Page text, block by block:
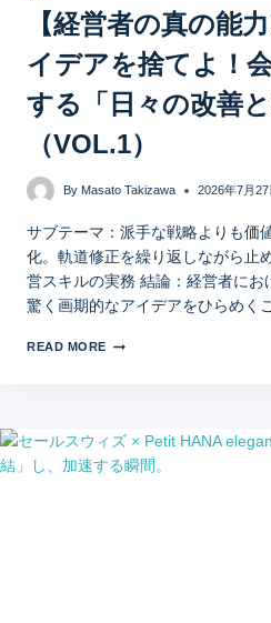
【経営者の真の能
イデアを捨てよ！
する「日々の改善
（VOL.1）
By Masato Takizawa 2026年7月27
サブテーマ：派手な戦略よりも価
化。軌道修正を繰り返しながら止
営スキルの実務 結論：経営者に
驚く画期的なアイデアをひらめく
READ MORE